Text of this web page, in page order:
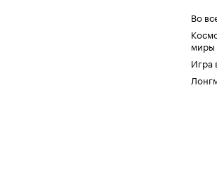
Во
миры
Игра